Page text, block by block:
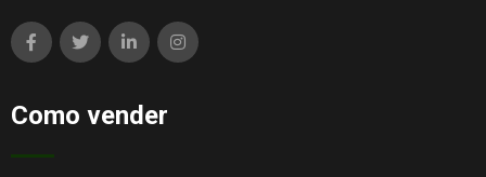
Como vender